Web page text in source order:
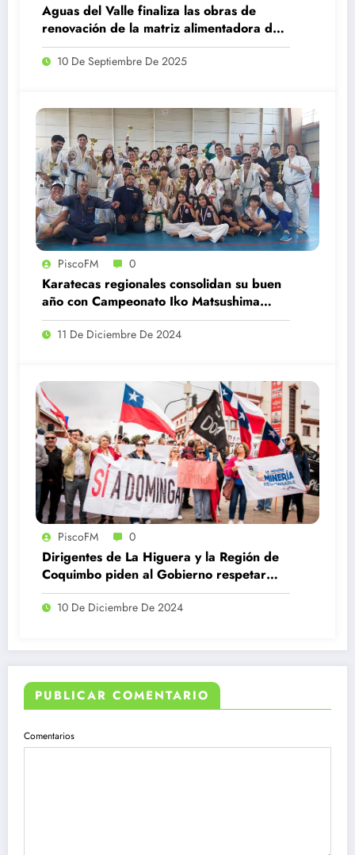
Aguas del Valle finaliza las obras de
renovación de la matriz alimentadora de
agua potable en Illapel
10 De Septiembre De 2025
PiscoFM 0
Karatecas regionales consolidan su buen
año con Campeonato Iko Matsushima
Chile
11 De Diciembre De 2024
PiscoFM 0
Dirigentes de La Higuera y la Región de
Coquimbo piden al Gobierno respetar
fallo favorable a Dominga
10 De Diciembre De 2024
PUBLICAR COMENTARIO
Comentarios